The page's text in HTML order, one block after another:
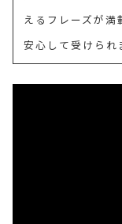
えるフレーズが満
安心して受けられ